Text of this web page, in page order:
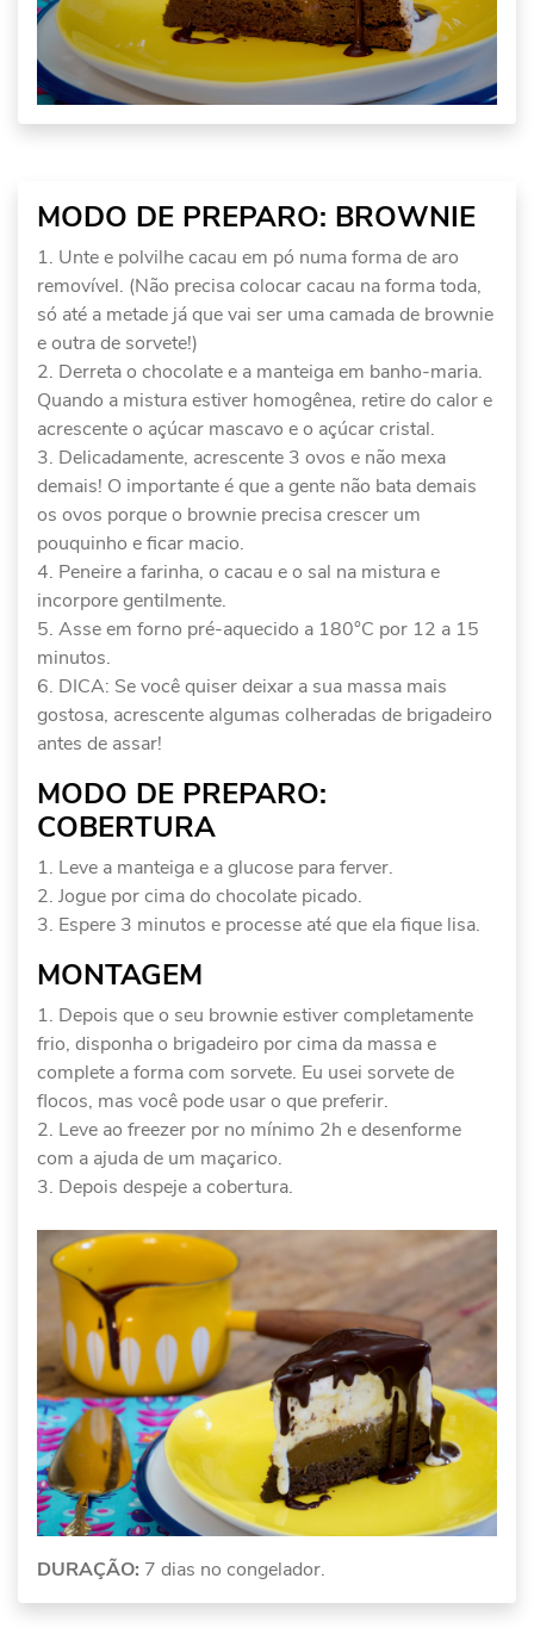
MODO DE PREPARO: BROWNIE
Unte e polvilhe cacau em pó numa forma de aro
removível. (Não precisa colocar cacau na forma toda,
só até a metade já que vai ser uma camada de brownie
e outra de sorvete!)
Derreta o chocolate e a manteiga em banho-maria.
Quando a mistura estiver homogênea, retire do calor e
acrescente o açúcar mascavo e o açúcar cristal.
Delicadamente, acrescente 3 ovos e não mexa
demais! O importante é que a gente não bata demais
os ovos porque o brownie precisa crescer um
pouquinho e ficar macio.
Peneire a farinha, o cacau e o sal na mistura e
incorpore gentilmente.
Asse em forno pré-aquecido a 180°C por 12 a 15
minutos.
DICA: Se você quiser deixar a sua massa mais
gostosa, acrescente algumas colheradas de brigadeiro
antes de assar!
MODO DE PREPARO:
COBERTURA
Leve a manteiga e a glucose para ferver.
Jogue por cima do chocolate picado.
Espere 3 minutos e processe até que ela fique lisa.
MONTAGEM
Depois que o seu brownie estiver completamente
frio, disponha o brigadeiro por cima da massa e
complete a forma com sorvete. Eu usei sorvete de
flocos, mas você pode usar o que preferir.
Leve ao freezer por no mínimo 2h e desenforme
com a ajuda de um maçarico.
Depois despeje a cobertura.
DURAÇÃO: 7 dias no congelador.